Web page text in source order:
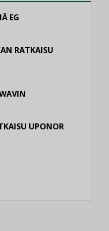
EG
RATKAISU
UPONOR